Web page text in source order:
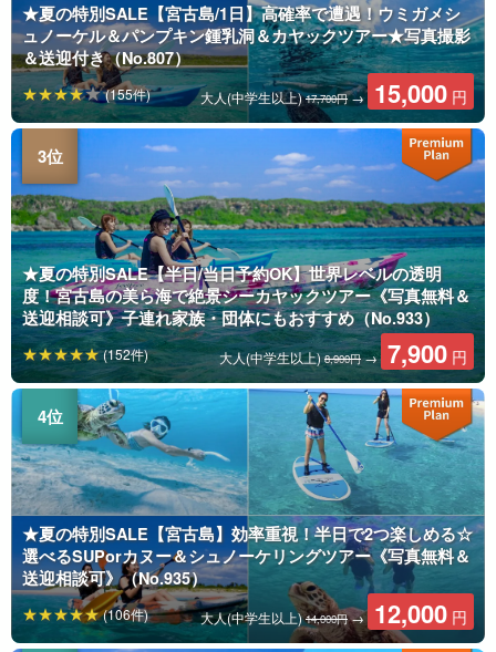
★夏の特別SALE【宮古島/1日】高確率で遭遇！ウミガメシ
ュノーケル＆パンプキン鍾乳洞＆カヤックツアー★写真撮影
＆送迎付き（No.807）
大人(中学生以上)17,700円→ 15,000 円
(155件)
★夏の特別SALE【半日/当日予約OK】世界レベルの透明
度！宮古島の美ら海で絶景シーカヤックツアー《写真無料＆
送迎相談可》子連れ家族・団体にもおすすめ（No.933）
大人(中学生以上)8,900円→ 7,900 円
(152件)
★夏の特別SALE【宮古島】効率重視！半日で2つ楽しめる☆
選べるSUPorカヌー＆シュノーケリングツアー《写真無料＆
送迎相談可》（No.935）
大人(中学生以上)14,000円→ 12,000 円
(106件)